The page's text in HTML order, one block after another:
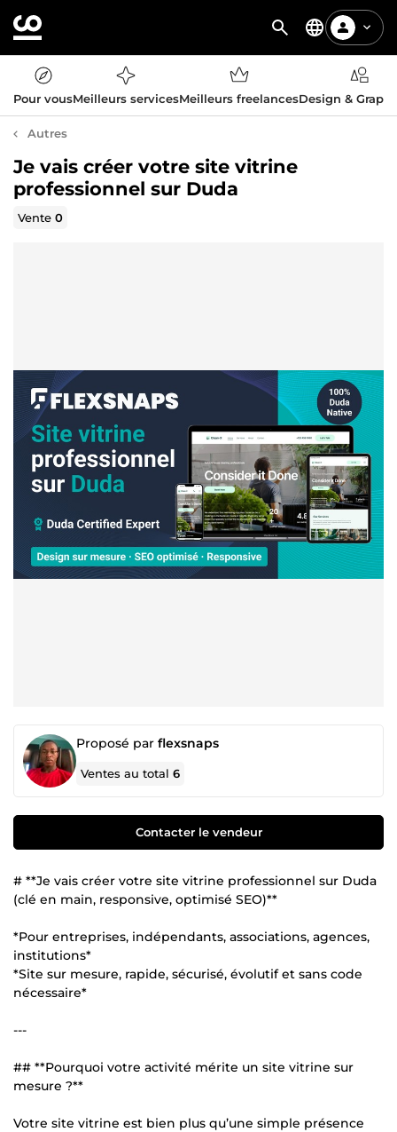
Pour vousMeilleurs servicesMeilleurs freelancesDesign &
Autres
Je vais créer votre site vitrine
professionnel sur Duda
Vente0
Proposé par flexsnaps
Ventes au total6
Contacter le vendeur
# **Je vais créer votre site vitrine professionnel sur Duda
(clé en main, responsive, optimisé SEO)**
*Pour entreprises, indépendants, associations, agences,
institutions*
*Site sur mesure, rapide, sécurisé, évolutif et sans code
nécessaire*
---
## **Pourquoi votre activité mérite un site vitrine sur
mesure ?**
Votre site vitrine est bien plus qu’une simple présence